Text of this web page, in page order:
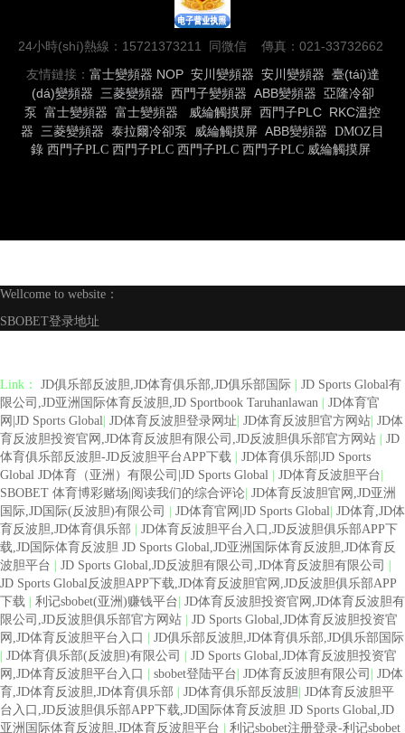
24小時(shí)熱線：15721373211 同微信 傳真：021-33732662
友情鏈接： 富士變頻器 NOP 安川變頻器 安川變頻器 臺(tái)達
(dá)變頻器 三菱變頻器 西門子變頻器 ABB變頻器 亞隆冷卻
泵 富士變頻器 富士變頻器 威綸觸摸屏 西門子PLC RKC溫控
器 三菱變頻器 泰拉爾冷卻泵 威綸觸摸屏 ABB變頻器 DMOZ目
錄 西門子PLC 西門子PLC 西門子PLC 西門子PLC 威綸觸摸屏
Wellcome to website：
SBOBET登录地址
Link： JD俱乐部反波胆,JD体育俱乐部,JD俱乐部国际
JD Sports Global有
限公司,JD亚洲国际体育反波胆,JD Sportbook Taruhanlawan
JD体育官
网|JD Sports Global JD体育反波胆登录网址 JD体育反波胆官方网站 JD体
育反波胆投资官网,JD体育反波胆有限公司,JD反波胆俱乐部官方网站
JD
体育俱乐部反波胆-JD反波胆平台APP下载
JD体育俱乐部|JD Sports
Global JD体育（亚洲）有限公司|JD Sports Global
JD体育反波胆平台
SBOBET 体育博彩赌场|阅读我们的综合评论 JD体育反波胆官网,JD亚洲
国际,JD国际(反波胆)有限公司
JD体育官网|JD Sports Global JD体育,JD体
育反波胆,JD体育俱乐部
JD体育反波胆平台入口,JD反波胆俱乐部APP下
载,JD国际体育反波胆 JD Sports Global,JD亚洲国际体育反波胆,JD体育反
波胆平台
JD Sports Global,JD反波胆有限公司,JD体育反波胆有限公司
JD Sports Global反波胆APP下载,JD体育反波胆官网,JD反波胆俱乐部APP
下载
利记sbobet(亚洲)赚钱平台 JD体育反波胆投资官网,JD体育反波胆有
限公司,JD反波胆俱乐部官方网站
JD Sports Global,JD体育反波胆投资官
网,JD体育反波胆平台入口
JD俱乐部反波胆,JD体育俱乐部,JD俱乐部国际
JD体育俱乐部(反波胆)有限公司
JD Sports Global,JD体育反波胆投资官
网,JD体育反波胆平台入口
sbobet登陆平台 JD体育反波胆有限公司
JD体
育,JD体育反波胆,JD体育俱乐部
JD体育俱乐部反波胆 JD体育反波胆平
台入口,JD反波胆俱乐部APP下载,JD国际体育反波胆 JD Sports Global,JD
亚洲国际体育反波胆,JD体育反波胆平台
利记sbobet注册登录-利记sbobet